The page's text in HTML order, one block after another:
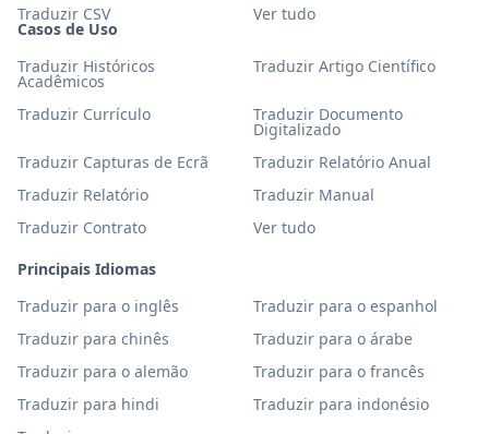
Casos de Uso
Traduzir Históricos
Acadêmicos
Traduzir Artigo Científico
Traduzir Currículo Traduzir Documento
Digitalizado
Traduzir Capturas de Ecrã
Traduzir Relatório Anual
Traduzir Relatório
Traduzir Manual
Traduzir Contrato
Ver tudo
Principais Idiomas
Traduzir para o inglês
Traduzir para o espanhol
Traduzir para chinês
Traduzir para o árabe
Traduzir para o alemão
Traduzir para o francês
Traduzir para hindi
Traduzir para indonésio
Traduzir CSV
Ver tudo